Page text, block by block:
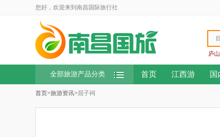
您好，欢迎来到南昌国际旅行社
庐山
全部旅游产品分类 首页 江西游 国
首页>旅游资讯>屈子祠